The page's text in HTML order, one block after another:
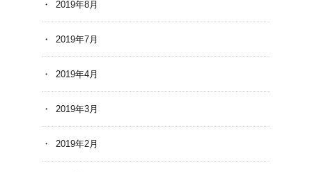
2019年8月
2019年7月
2019年4月
2019年3月
2019年2月